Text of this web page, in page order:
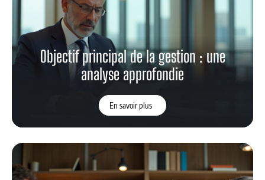
Objectif principal de la gestion : une
analyse approfondie
En savoir plus